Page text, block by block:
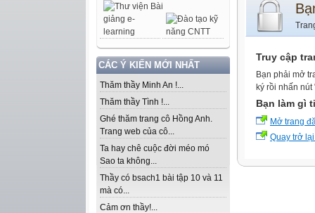
CÁC Ý KIẾN MỚI NHẤT
Thăm thầy Minh An !...
Thăm thầy Tình !...
Ghé thăm trang cô Hồng Anh.
Trang web của cô...
Ta hay chê cuộc đời méo mó
Sao ta không...
Thầy có bsach1 bài tập 10 và 11
mà có...
Cảm ơn thầy!...
Truy cập
Bạn phải mở
ký rồi nhấn
Bạn làm gì
Mở trang
Quay trở